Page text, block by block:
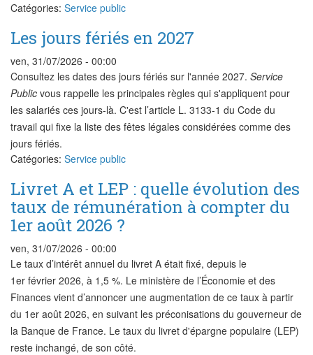
Catégories: Service public
Les jours fériés en 2027
ven, 31/07/2026 - 00:00
Consultez les dates des jours fériés sur l'année 2027. Service
Public vous rappelle les principales règles qui s'appliquent pour
les salariés ces jours-là. C'est l’article L. 3133-1 du Code du
travail qui fixe la liste des fêtes légales considérées comme des
jours fériés.
Catégories: Service public
Livret A et LEP : quelle évolution des
taux de rémunération à compter du
1er août 2026 ?
ven, 31/07/2026 - 00:00
Le taux d’intérêt annuel du livret A était fixé, depuis le
1er février 2026, à 1,5 %. Le ministère de l’Économie et des
Finances vient d’annoncer une augmentation de ce taux à partir
du 1er août 2026, en suivant les préconisations du gouverneur de
la Banque de France. Le taux du livret d'épargne populaire (LEP)
reste inchangé, de son côté.